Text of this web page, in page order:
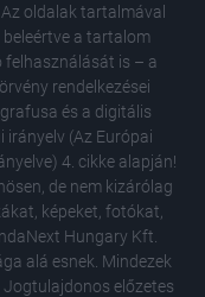
oldalak tartalmával
a tartalom
felhasználását is – a
rendelkezései
és a digitális
(Az Európai
4. cikke alapján!
de nem kizárólag
képeket, fotókat,
Hungary Kft.
alá esnek. Mindezek
előzetes